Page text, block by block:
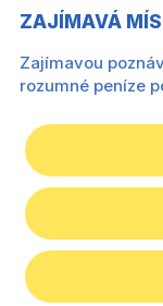
ZAJÍMAVÁ
Zajímavou
rozumné peníze